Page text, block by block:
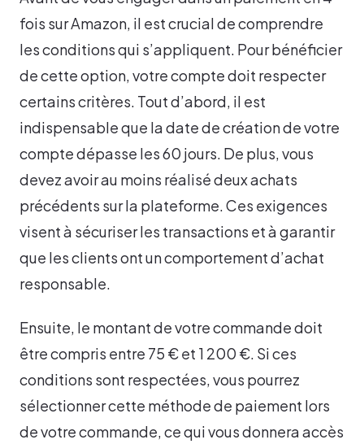
fois sur Amazon, il est crucial de comprendre
les conditions qui s’appliquent. Pour bénéficier
de cette option, votre compte doit respecter
certains critères. Tout d’abord, il est
indispensable que la date de création de votre
compte dépasse les 60 jours. De plus, vous
devez avoir au moins réalisé deux achats
précédents sur la plateforme. Ces exigences
visent à sécuriser les transactions et à garantir
que les clients ont un comportement d’achat
responsable.
Ensuite, le montant de votre commande doit
être compris entre 75 € et 1 200 €. Si ces
conditions sont respectées, vous pourrez
sélectionner cette méthode de paiement lors
de votre commande, ce qui vous donnera accès